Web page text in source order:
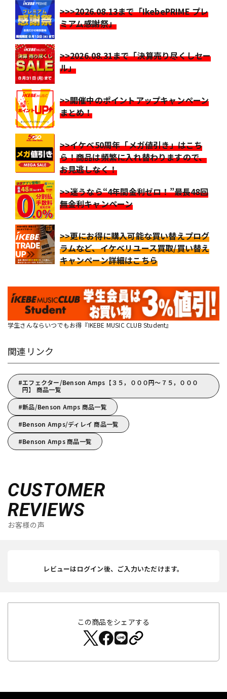
>>>2026.08.13まで「IkebePRIME プレ
ミアム感謝祭」
>>2026.08.31まで「決算売り尽くしセー
ル」
>>開催中のポイントアップキャンペーン
まとめ！
>>イケベ50周年「メガ値引き」はこち
ら！商品は頻繁に入れ替わりますので、
お見逃しなく！
>>迷うなら“4年間金利ゼロ！”最長48回
無金利キャンペーン
>>更にお得に購入可能な買い替えプログ
ラムなど、イケベリユース買取/買い替え
キャンペーン詳細はこちら
学生さんならいつでもお得『IKEBE MUSIC CLUB Student』
関連リンク
エフェクター/Benson Amps【３５，０００円～７５，０００
円】 商品一覧
新品/Benson Amps 商品一覧
Benson Amps/ディレイ 商品一覧
Benson Amps 商品一覧
CUSTOMER
REVIEWS
お客様の声
レビューはログイン後、ご入力いただけます。
この商品をシェアする